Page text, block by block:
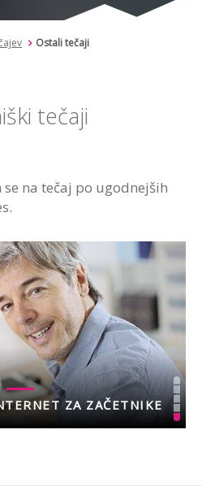
Ostali tečaji
tečaji
na tečaj po ugodnejših
ZA ZAČETNIKE